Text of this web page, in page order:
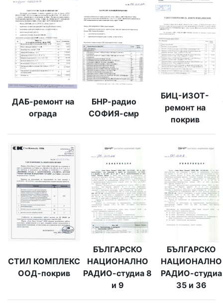
ДАБ-ремонт на
ограда
БНР-радио
СОФИЯ-смр
БИЦ-ИЗОТ-
ремонт на
покрив
СТИЛ КОМПЛЕКС
ООД-покрив
БЪЛГАРСКО
НАЦИОНАЛНО
РАДИО-студиа 8
и 9
БЪЛГАРСКО
НАЦИОНАЛНО
РАДИО-студиа
35 и 36